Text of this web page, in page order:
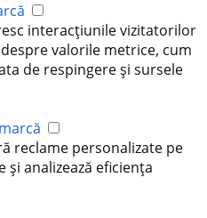
interacțiunile vizitatorilor
valorile metrice, cum
de respingere și sursele
reclame personalizate pe
și analizează eficiența